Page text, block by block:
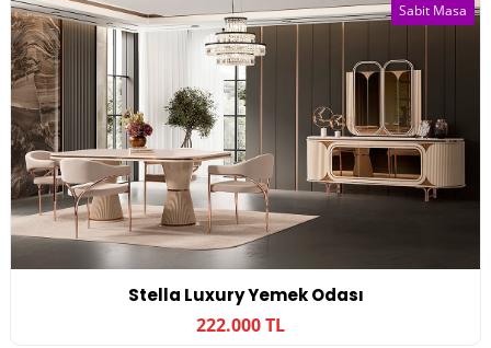
Stella Luxury Yemek Odası
222.000 TL
Sabit Masa